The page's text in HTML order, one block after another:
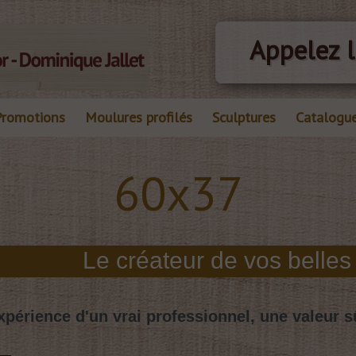
Appelez
Moulures profilés Sculptures
60x37
d'un vrai professionnel, une valeur